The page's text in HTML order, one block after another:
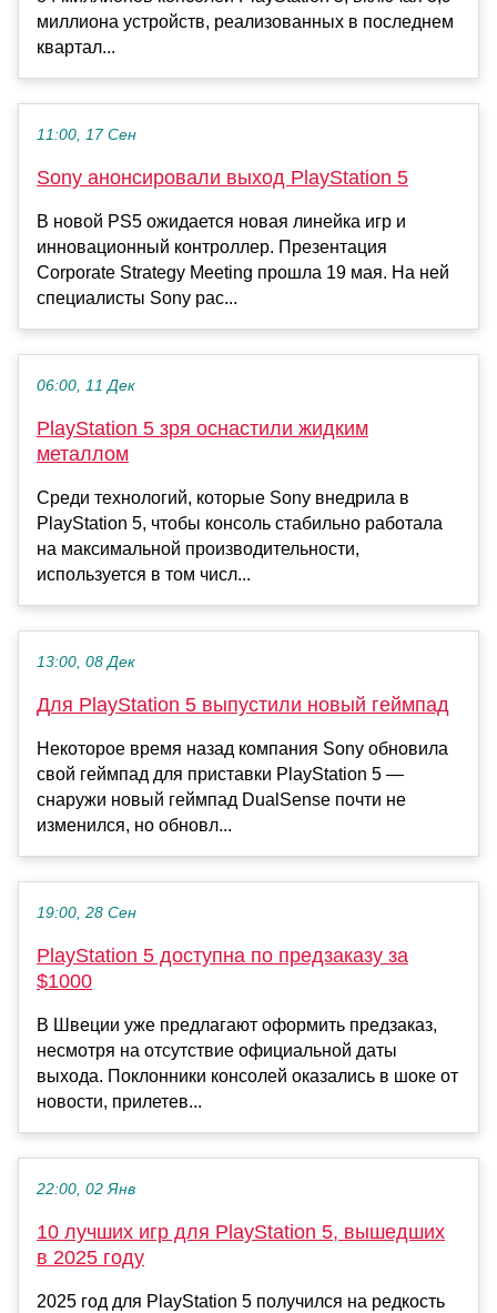
миллиона устройств, реализованных в последнем
квартал...
11:00, 17 Сен
Sony анонсировали выход PlayStation 5
В новой PS5 ожидается новая линейка игр и
инновационный контроллер. Презентация
Corporate Strategy Meeting прошла 19 мая. На ней
специалисты Sony рас...
06:00, 11 Дек
PlayStation 5 зря оснастили жидким
металлом
Среди технологий, которые Sony внедрила в
PlayStation 5, чтобы консоль стабильно работала
на максимальной производительности,
используется в том числ...
13:00, 08 Дек
Для PlayStation 5 выпустили новый геймпад
Некоторое время назад компания Sony обновила
свой геймпад для приставки PlayStation 5 —
снаружи новый геймпад DualSense почти не
изменился, но обновл...
19:00, 28 Сен
PlayStation 5 доступна по предзаказу за
$1000
В Швеции уже предлагают оформить предзаказ,
несмотря на отсутствие официальной даты
выхода. Поклонники консолей оказались в шоке от
новости, прилетев...
22:00, 02 Янв
10 лучших игр для PlayStation 5, вышедших
в 2025 году
2025 год для PlayStation 5 получился на редкость